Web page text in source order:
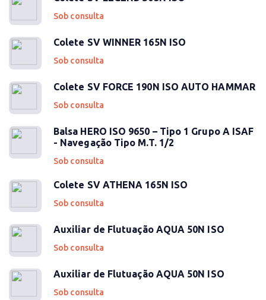
Sob consulta
Colete SV WINNER 165N ISO
Sob consulta
Colete SV FORCE 190N ISO AUTO HAMMAR
Sob consulta
Balsa HERO ISO 9650 – Tipo 1 Grupo A ISAF
- Navegação Tipo M.T. 1/2
Sob consulta
Colete SV ATHENA 165N ISO
Sob consulta
Auxiliar de Flutuação AQUA 50N ISO
Sob consulta
Auxiliar de Flutuação AQUA 50N ISO
Sob consulta